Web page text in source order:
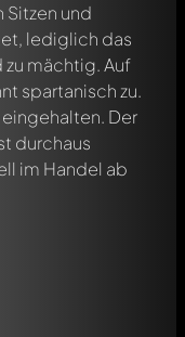
und
lediglich das
zu mächtig. Auf
spartanisch zu.
Der
durchaus
im Handel ab
zu diesem Modell!
diskutiert